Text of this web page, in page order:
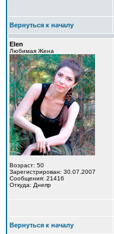
Вернуться к началу
Elen
Любимая Жена
Возраст: 50
Зарегистрирован: 30.07.2007
Сообщения: 21416
Откуда: Днепр
Вернуться к началу